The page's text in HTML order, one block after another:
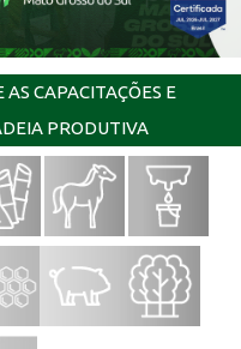
AS CAPACITAÇÕES E
PRODUTIVA